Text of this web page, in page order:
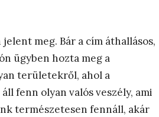
meg. Bár a cím áthallásos,
ügyben hozta meg a
területekről, ahol a
fenn olyan valós veszély, ami
természetesen fennáll, akár